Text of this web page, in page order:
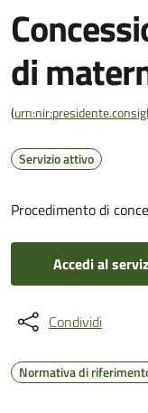
di
(
Servizio attivo
Procedimento di
Accedi al
Condividi
Normativa di